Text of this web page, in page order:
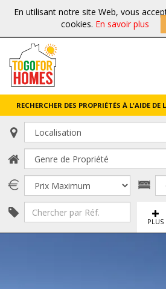
En utilisant notre site Web, vous
cookies. En savoir plus
RECHERCHER DES PROPRIÉTÉS À L'AIDE
PLUS